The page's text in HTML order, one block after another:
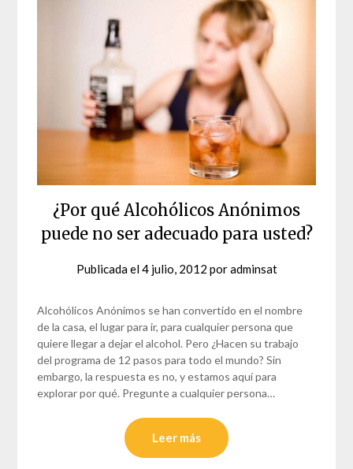
¿Por qué Alcohólicos Anónimos
puede no ser adecuado para usted?
Publicada el4 julio, 2012 poradminsat
Alcohólicos Anónimos se han convertido en el nombre
de la casa, el lugar para ir, para cualquier persona que
quiere llegar a dejar el alcohol. Pero ¿Hacen su trabajo
del programa de 12 pasos para todo el mundo? Sin
embargo, la respuesta es no, y estamos aquí para
explorar por qué. Pregunte a cualquier persona…
Leer más